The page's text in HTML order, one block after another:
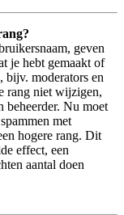
geven
je hebt gemaakt of
bijv. moderators en
rang niet wijzigen,
beheerder. Nu moet
met
hogere rang. Dit
effect, een
aantal doen